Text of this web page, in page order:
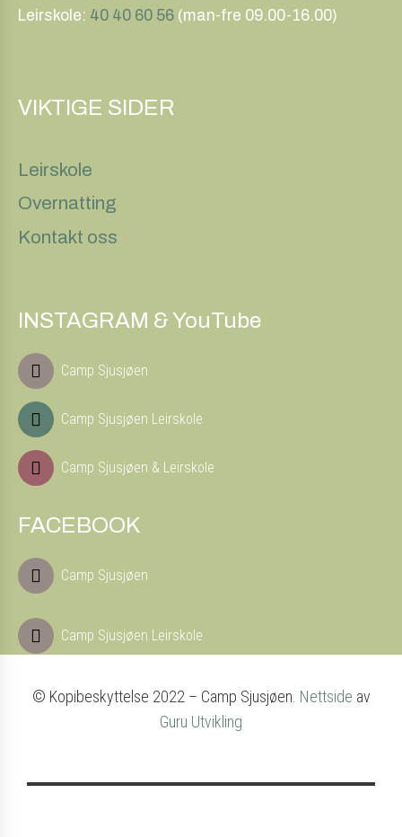
Leirskole: 40 40 60 56 (man-fre 09.00-16.00)
VIKTIGE SIDER
Leirskole
Overnatting
Kontakt oss
INSTAGRAM & YouTube
Camp Sjusjøen
Camp Sjusjøen Leirskole
Camp Sjusjøen & Leirskole
FACEBOOK
Camp Sjusjøen
Camp Sjusjøen Leirskole
© Kopibeskyttelse 2022 – Camp Sjusjøen. Nettside av
Guru Utvikling